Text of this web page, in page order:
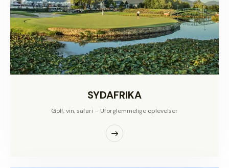
SYDAFRIKA
Golf, vin, safari – Uforglemmelige oplevelser